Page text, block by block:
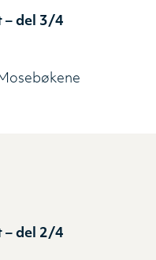
– del 3/4
– del 2/4